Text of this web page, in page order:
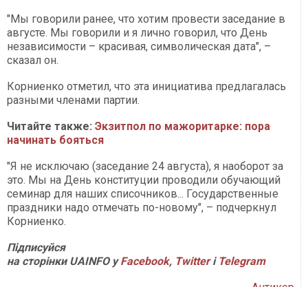
"Мы говорили ранее, что хотим провести заседание в
августе. Мы говорили и я лично говорил, что День
независимости – красивая, символическая дата", –
сказал он.
Корниенко отметил, что эта инициатива предлагалась
разными членами партии.
Читайте также: Экзитпол по мажоритарке: пора
начинать бояться
"Я не исключаю (заседание 24 августа), я наоборот за
это. Мы на День конституции проводили обучающий
семинар для наших списочников... Государственные
праздники надо отмечать по-новому", – подчеркнул
Корниенко.
Підписуйся
на сторінки UAINFO уFacebook, Twitter і Telegram